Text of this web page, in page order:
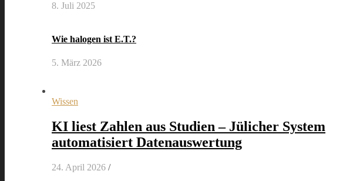
8. Juli 2025
Wie halogen ist E.T.?
5. März 2026
Wissen
KI liest Zahlen aus Studien – Jülicher System
automatisiert Datenauswertung
24. April 2026 /